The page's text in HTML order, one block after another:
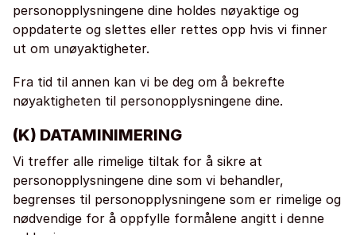
personopplysningene dine holdes nøyaktige og
oppdaterte og slettes eller rettes opp hvis vi finner
ut om unøyaktigheter.
Fra tid til annen kan vi be deg om å bekrefte
nøyaktigheten til personopplysningene dine.
(K) DATAMINIMERING
Vi treffer alle rimelige tiltak for å sikre at
personopplysningene dine som vi behandler,
begrenses til personopplysningene som er rimelige og
nødvendige for å oppfylle formålene angitt i denne